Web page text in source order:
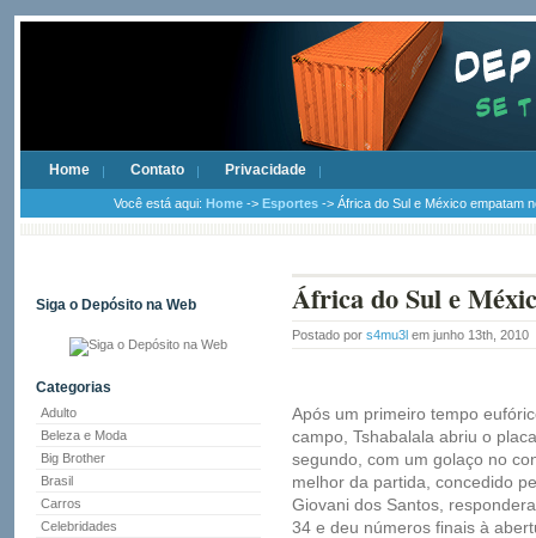
Home Contato Privacidade
Você está aqui: Home -> Esportes -> África do Sul e México empatam
Siga o Depósito na Web
Categorias
Adulto
Beleza e Moda
Big Brother
Brasil
Carros
Celebridades
África do Sul e
Postado por s4mu3l em junho 13th, 2010
Após um primeiro tempo
campo, Tshabalala abriu o
segundo, com um golaço no
melhor da partida, concedido
Giovani dos Santos,
34 e deu números finais à